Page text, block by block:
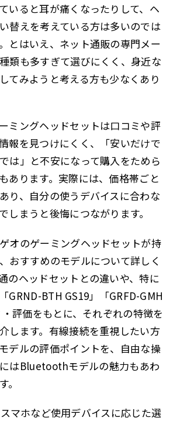
いると耳が痛くなったりして、ヘ
替えを考えている方は多いのでは
とはいえ、ネット通販の専門メー
類も多すぎて選びにくく、身近な
てみようと考える方も少なくあり
ミングヘッドセットは口コミや評
報を見つけにくく、「安いだけで
は」と不安になって購入をためら
あります。実際には、価格帯ごと
り、自分の使うデバイスに合わな
しまうと後悔につながります。
オのゲーミングヘッドセットが持
おすすめのモデルについて詳しく
のヘッドセットとの違いや、特に
GRND-BTH GS19」「GRFD-GMH
評価をもとに、それぞれの特徴を
します。有線接続を重視したい方
デルの評価ポイントを、自由な操
はBluetoothモデルの魅力もあわ
マホなど使用デバイスに応じた選
いた人